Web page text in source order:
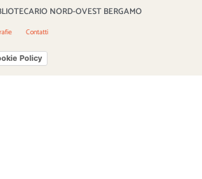
NORD-OVEST BERGAMO
Contatti
Policy